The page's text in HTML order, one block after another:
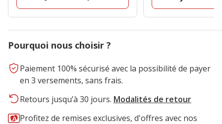
Pourquoi nous choisir ?
Paiement 100% sécurisé avec la possibilité de payer
en 3 versements, sans frais.
Retours jusqu’à 30 jours. Modalités de retour
Profitez de remises exclusives, d'offres avec nos